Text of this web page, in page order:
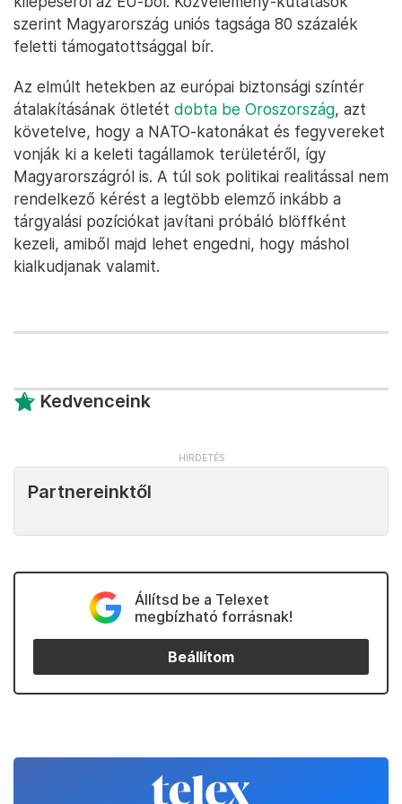
szerint Magyarország uniós tagsága 80 százalék
feletti támogatottsággal bír.
Az elmúlt hetekben az európai biztonsági színtér
átalakításának ötletét dobta be Oroszország, azt
követelve, hogy a NATO-katonákat és fegyvereket
vonják ki a keleti tagállamok területéről, így
Magyarországról is. A túl sok politikai realitással nem
rendelkező kérést a legtöbb elemző inkább a
tárgyalási pozíciókat javítani próbáló blöffként
kezeli, amiből majd lehet engedni, hogy máshol
kialkudjanak valamit.
Kedvenceink
Partnereinktől
Állítsd be a Telexet
megbízható forrásnak!
Beállítom